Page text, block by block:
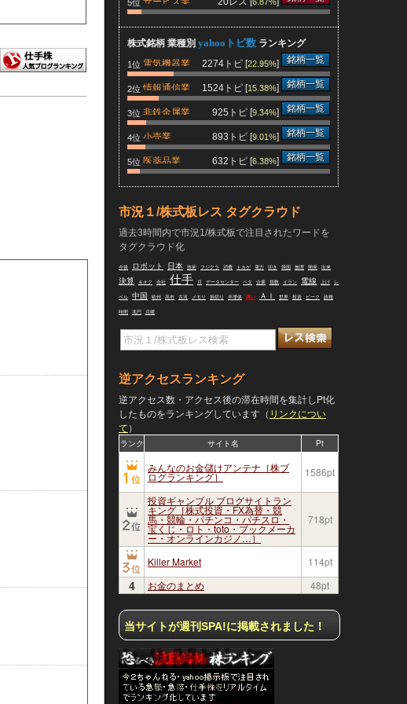
5位
株式銘柄 業種別 yahooトピ数 ランキング
1位 電気機器業 2274トピ [22.95%] 銘柄一覧
2位 情報通信業 1524トピ [15.38%] 銘柄一覧
3位 非鉄金属業 925トピ [9.34%] 銘柄一覧
4位 小売業 893トピ [9.01%] 銘柄一覧
5位 医薬品業 632トピ [6.38%] 銘柄一覧
市況１/株式板レス タグクラウド
過去3時間内で市況1/株式板で注目されたワードを
タグクラウド化
今後 ロボット 日本 技術 フジクラ 消費 トカゲ 電力 叩き 韓国 無理 開発 出来
決算 キオク 会社 仕手 月 データセンター ペタ 企業 指数 イラン 電線 上げ レ
ベル 中国 欧州 高市 古河 メモリ 損切り 半導体 買い ＡＩ 世界 投資 ピーク 政権
時間 兆円 月曜
逆アクセスランキング
逆アクセス数・アクセス後の滞在時間を集計しPt化
したものをランキングしています（ リンクについ
て）
ランク サイト名 Pt
みんなのお金儲けアンテナ［株ブ
ログランキング］ 1586pt
投資ギャンブル ブログサイトラン
キング［株式投資・FX為替・競
馬・競輪・パチンコ・パチスロ・
宝くじ・ロト・toto・ブックメーカ
ー・オンラインカジノ…］
718pt
Killer Market 114pt
4 お金のまとめ 48pt
当サイトが週刊SPA!に掲載されました！